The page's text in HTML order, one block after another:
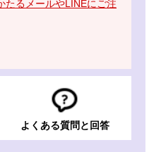
たるメールやLINEにご注
よくある質問と回答